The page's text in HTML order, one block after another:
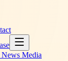
Media